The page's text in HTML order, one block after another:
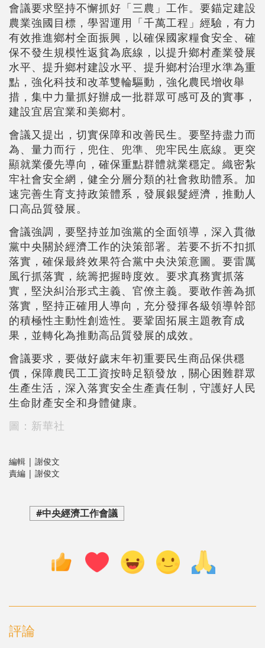
會議要求堅持不懈抓好「三農」工作。要錨定建設
農業強國目標，學習運用「千萬工程」經驗，有力
有效推進鄉村全面振興，以確保國家糧食安全、確
保不發生規模性返貧為底線，以提升鄉村產業發展
水平、提升鄉村建設水平、提升鄉村治理水準為重
點，強化科技和改革雙輪驅動，強化農民增收舉
措，集中力量抓好辦成一批群眾可感可及的實事，
建設宜居宜業和美鄉村。
會議又提出，切實保障和改善民生。要堅持盡力而
為、量力而行，兜住、兜準、兜牢民生底線。更突
顯就業優先導向，確保重點群體就業穩定。織密紮
牢社會安全網，健全分層分類的社會救助體系。加
速完善生育支持政策體系，發展銀髮經濟，推動人
口高品質發展。
會議強調，要堅持並加強黨的全面領導，深入貫徹
黨中央關於經濟工作的決策部署。若要不折不扣抓
落實，確保最終效果符合黨中央決策意圖。要雷厲
風行抓落實，統籌把握時度效。要求真務實抓落
實，堅決糾治形式主義、官僚主義。要敢作善為抓
落實，堅持正確用人導向，充分發揮各級領導幹部
的積極性主動性創造性。要鞏固拓展主題教育成
果，並轉化為推動高品質發展的成效。
會議要求，要做好歲末年初重要民生商品保供穩
價，保障農民工工資按時足額發放，關心困難群眾
生產生活，深入落實安全生產責任制，守護好人民
生命財產安全和身體健康。
圖：新華社
編輯 | 謝俊文
責編 | 謝俊文
#中央經濟工作會議
評論